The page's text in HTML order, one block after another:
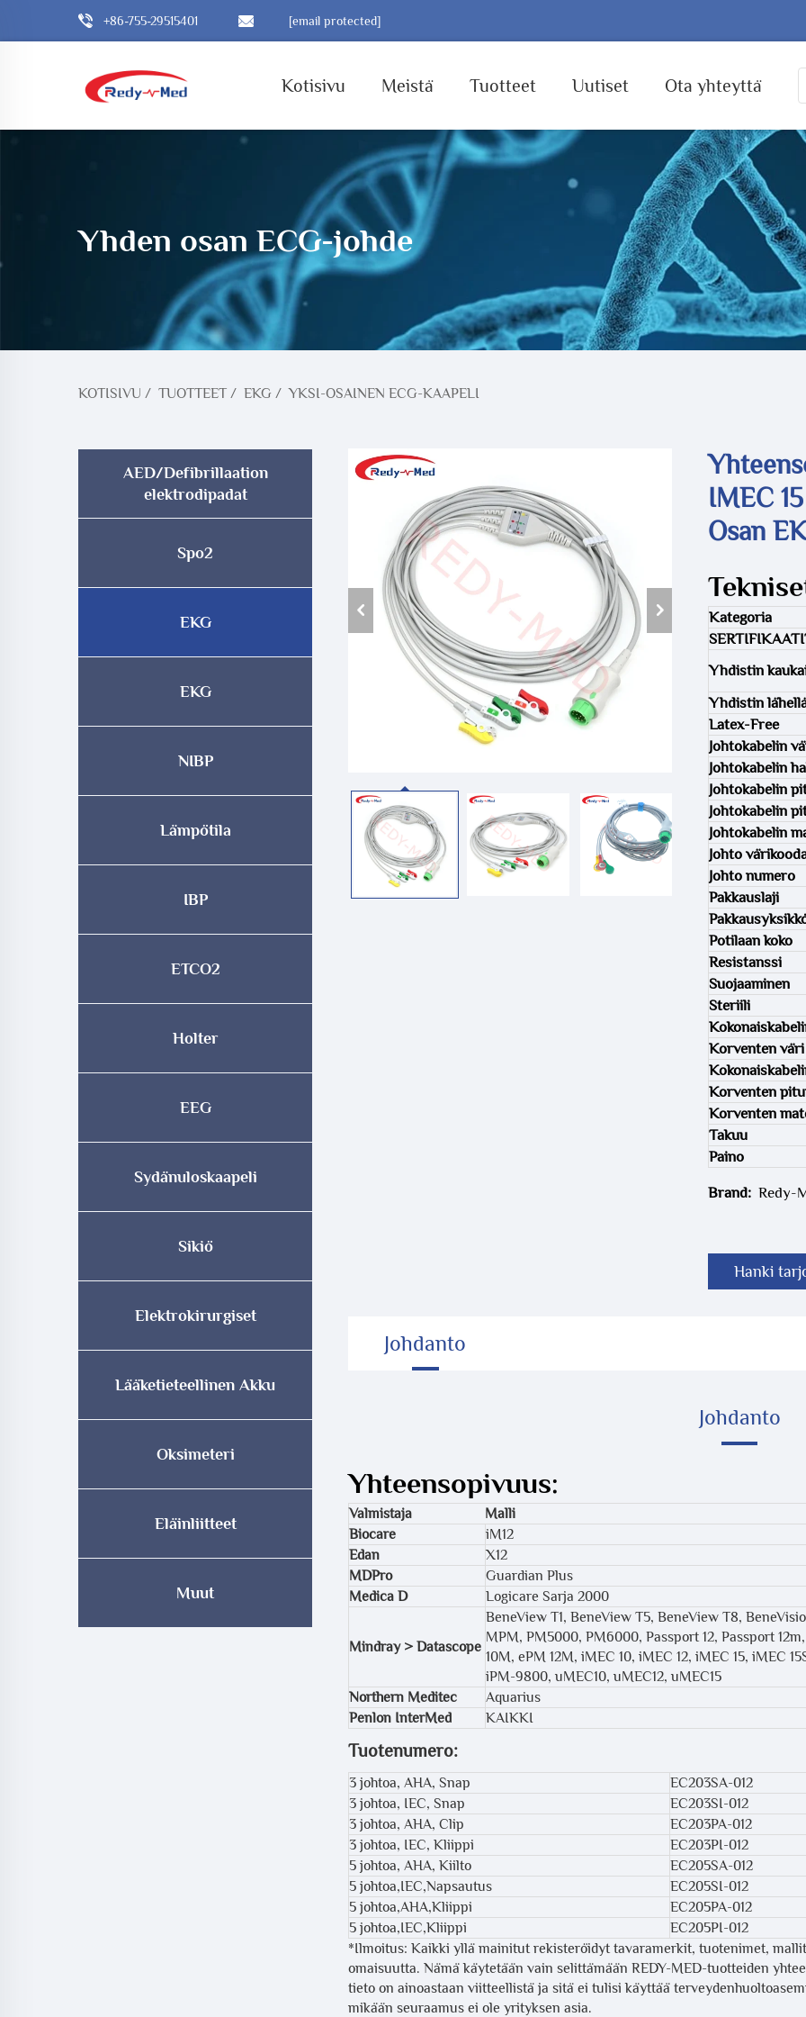
+86-755-29515401 [email protected]
Kotisivu Meistä Tuotteet Uutiset Ota yhteyttä
Yhden osan ECG-johde
KOTISIVU / TUOTTEET / EKG /YKSI-OSAINEN ECG-KAAPELI
AED/Defibrillaation
elektrodipadat
Spo2
EKG
EKG
NIBP
Lämpötila
IBP
ETCO2
Holter
EEG
Sydänuloskaapeli
Sikiö
Elektrokirurgiset
Lääketieteellinen Akku
Oksimeteri
Eläinliitteet
Muut
IMEC
Osan
Kategoria
Yhdistin
Yhdistin
Latex-Free
Johtokabelin
Johtokabelin
Johtokabelin
Johtokabelin
Johtokabelin
Johto
Johto numero
Pakkauslaji
Potilaan koko
Resistanssi
Suojaaminen
Steriili
Korventen väri
Korventen
Korventen
Takuu
Paino
Brand: Redy-
Hanki
Johdanto
Johdanto
Yhteensopivuus:
Valmistaja
Malli
Biocare
iM12
Edan
X12
MDPro
Guardian Plus
Medica D
Logicare Sarja 2000
Mindray > Datascope
BeneView T1, BeneView T5, BeneView T8,
MPM, PM5000, PM6000, Passport 12, Passport
10M, ePM 12M, iMEC 10, iMEC 12, iMEC 15, iMEC
iPM-9800, uMEC10, uMEC12, uMEC15
Northern Meditec
Aquarius
Penlon InterMed
KAIKKI
Tuotenumero:
3 johtoa, AHA, Snap
EC203SA-012
3 johtoa, IEC, Snap
EC203SI-012
3 johtoa, AHA, Clip
EC203PA-012
3 johtoa, IEC, Kliippi
EC203PI-012
5 johtoa, AHA, Kiilto
EC205SA-012
5 johtoa,IEC,Napsautus
EC205SI-012
5 johtoa,AHA,Kliippi
EC205PA-012
5 johtoa,IEC,Kliippi
EC205PI-012
*Ilmoitus: Kaikki yllä mainitut rekisteröidyt tavaramerkit, tuotenimet,
omaisuutta. Nämä käytetään vain selittämään REDY-MED-tuotteiden
tieto on ainoastaan viitteellistä ja sitä ei tulisi käyttää
mikään seuraamus ei ole yrityksen asia.